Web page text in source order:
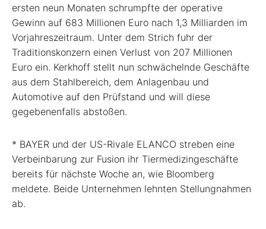
ersten neun Monaten schrumpfte der operative
Gewinn auf 683 Millionen Euro nach 1,3 Milliarden im
Vorjahreszeitraum. Unter dem Strich fuhr der
Traditionskonzern einen Verlust von 207 Millionen
Euro ein. Kerkhoff stellt nun schwächelnde Geschäfte
aus dem Stahlbereich, dem Anlagenbau und
Automotive auf den Prüfstand und will diese
gegebenenfalls abstoßen.
* BAYER und der US-Rivale ELANCO streben eine
Verbeinbarung zur Fusion ihr Tiermedizingeschäfte
bereits für nächste Woche an, wie Bloomberg
meldete. Beide Unternehmen lehnten Stellungnahmen
ab.